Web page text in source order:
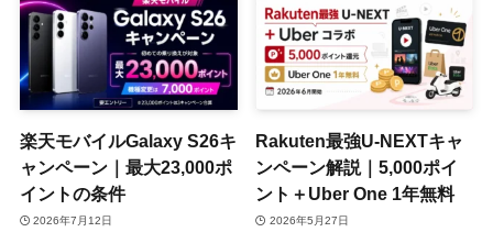
楽天モバイルGalaxy S26キ
ャンペーン｜最大23,000ポ
イントの条件
2026年7月12日
Rakuten最強U-NEXTキャ
ンペーン解説｜5,000ポイ
ント＋Uber One 1年無料
2026年5月27日